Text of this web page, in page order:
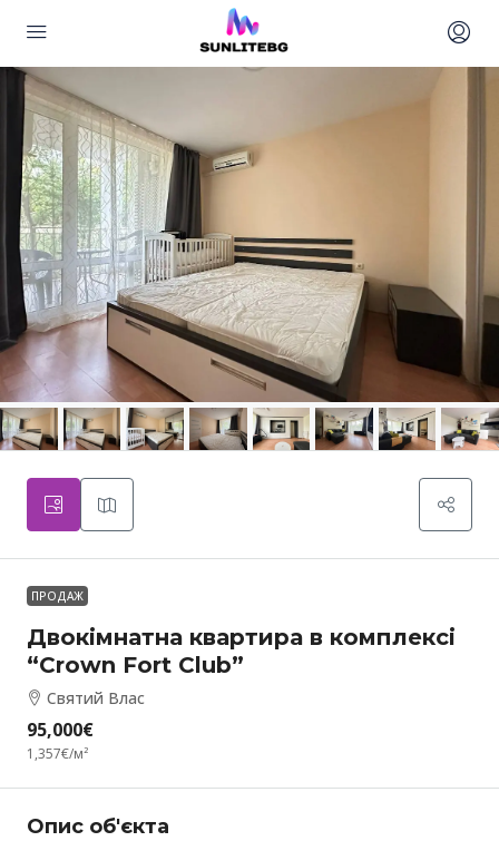
ПРОДАЖ
Двокімнатна квартира в комплексі
“Crown Fort Club”
Святий Влас
95,000€
1,357€/м²
Опис об'єкта